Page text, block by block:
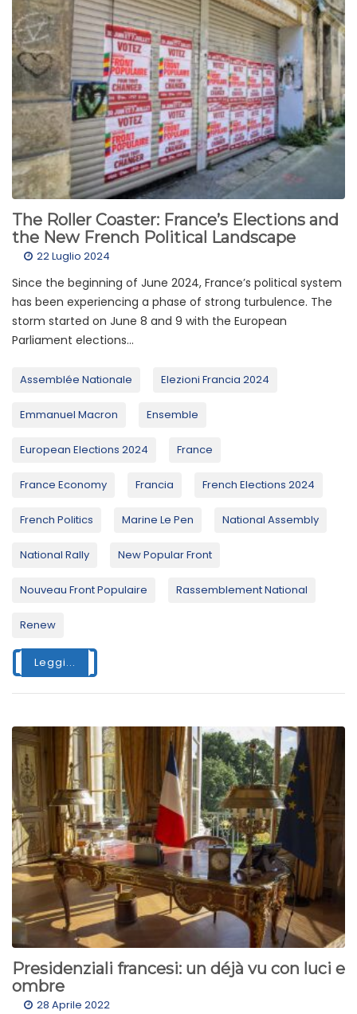
The Roller Coaster: France’s Elections and
the New French Political Landscape
22 Luglio 2024
Since the beginning of June 2024, France’s political system
has been experiencing a phase of strong turbulence. The
storm started on June 8 and 9 with the European
Parliament elections...
Assemblée Nationale Elezioni Francia 2024
Emmanuel Macron Ensemble
European Elections 2024 France
France Economy Francia French Elections 2024
French Politics Marine Le Pen National Assembly
National Rally New Popular Front
Nouveau Front Populaire Rassemblement National
Renew
Leggi...
Presidenziali francesi: un déjà vu con luci e
ombre
28 Aprile 2022